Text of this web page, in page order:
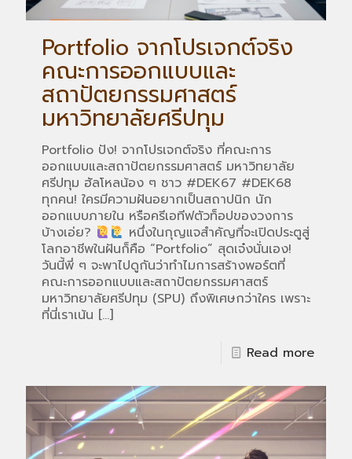
Portfolio จากโปรเจกต์จริง
คณะการออกแบบและ
สถาปัตยกรรมศาสตร์
มหาวิทยาลัยศรีปทุม
Portfolio ปัง! จากโปรเจกต์จริง ที่คณะการ
ออกแบบและสถาปัตยกรรมศาสตร์ มหาวิทยาลัย
ศรีปทุม ฮัลโหลน้อง ๆ ชาว #DEK67 #DEK68
ทุกคน! ใครมีความฝันอยากเป็นสถาปนิก นัก
ออกแบบภายใน หรือครีเอทีฟตัวท็อปของวงการ
บ้างเอ่ย?
หนึ่งในกุญแจสำคัญที่จะเปิดประตูสู่
โลกอาชีพในฝันก็คือ “Portfolio” สุดเจ๋งนั่นเอง!
วันนี้พี่ ๆ จะพาไปดูกันว่าทำไมการสร้างพอร์ตที่
คณะการออกแบบและสถาปัตยกรรมศาสตร์
มหาวิทยาลัยศรีปทุม (SPU) ถึงพิเศษกว่าใคร เพราะ
ที่นี่เราเน้น […]
Read more